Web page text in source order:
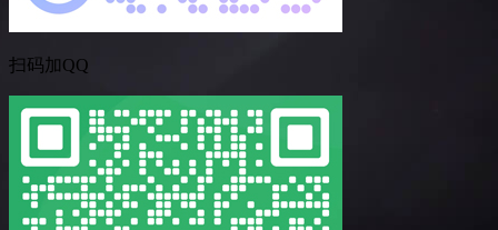
扫码加QQ